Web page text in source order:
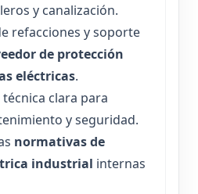
y canalización.
refacciones y soporte
de protección
eléctricas.
clara para
y seguridad.
normativas de
industrial internas